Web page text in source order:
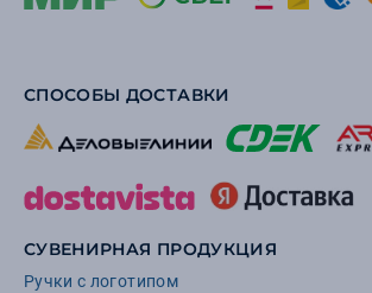
СПОСОБЫ ДОСТАВКИ
СУВЕНИРНАЯ ПРОДУКЦИЯ
Ручки с логотипом